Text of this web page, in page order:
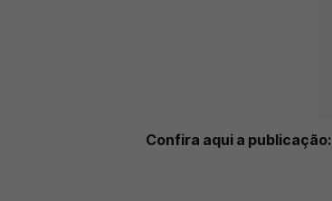
Confira aqui a publicação: